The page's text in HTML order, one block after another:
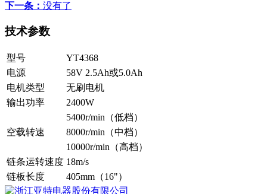
下一条： 没有了
技术参数
型号
YT4368
电源
58V 2.5Ah或5.0Ah
电机类型
无刷电机
输出功率
2400W
空载转速
5400r/min（低档）
8000r/min（中档）
10000r/min（高档）
链条运转速度 18m/s
链板长度
405mm（16"）